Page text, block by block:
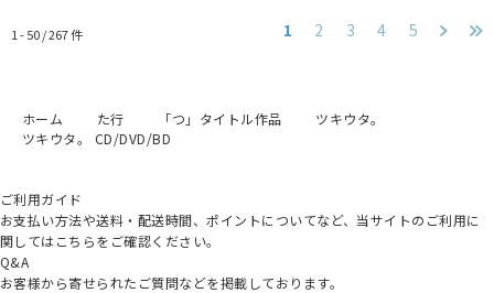
1 - 50 /267件 1 2 3 4 5
ホーム た行 「つ」タイトル作品
ツキウタ。
ツキウタ。 CD/DVD/BD
ご利用ガイド
お支払い方法や送料・配送時間、ポイントについてなど、当サイトのご利用に
関してはこちらをご確認ください。
Q&A
お客様から寄せられたご質問などを掲載しております。